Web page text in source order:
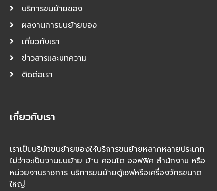
บริการขนย้ายของ
ผลงานการขนย้ายของ
เกี่ยวกับเรา
ข่าวสารและบทความ
ติดต่อเรา
เกี่ยวกับเรา
เราเป็นบริษัทขนย้ายของให้บริการขนย้ายหลากหลายประเภท
ไม่ว่าจะเป็นงานขนย้าย บ้าน คอนโด ออฟฟิศ สำนักงาน หรือ
หน่วยงานราชการ บริการขนย้ายตู้เซฟหรือเครื่องจักรขนาด
ใหญ่